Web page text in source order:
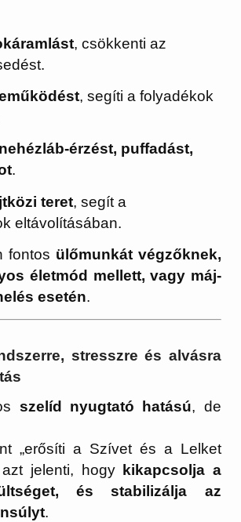
, csökkenti az
, segíti a folyadékok
érzést, puffadást,
.
teret, segít a
eltávolításában.
fontos ülőmunkát végzőknek,
életmód mellett, vagy máj-
esetén.
stresszre és alvásra
szelíd nyugtató hatású, de
„erősíti a Szívet és a Lelket
azt jelenti, hogy
kikapcsolja a
és stabilizálja az
.